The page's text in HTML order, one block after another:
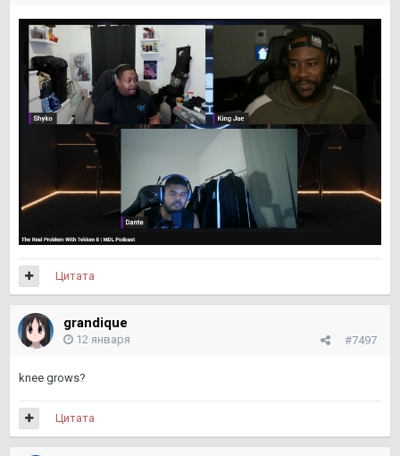
Цитата
grandique
#7497
12 января
knee grows?
Цитата